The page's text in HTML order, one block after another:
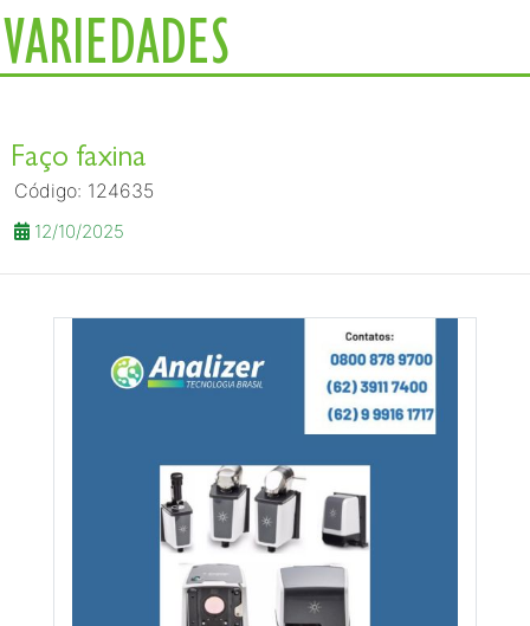
VARIEDADES
Faço faxina
Código: 124635
12/10/2025